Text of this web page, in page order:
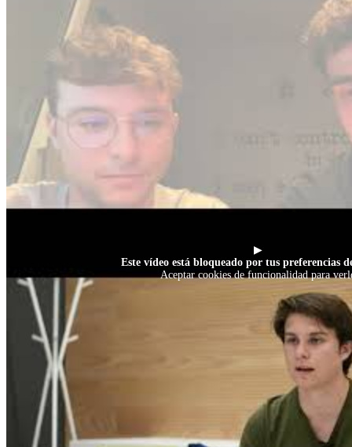
▶
Este vídeo está bloqueado por tus preferencias
Aceptar cookies de funcionalidad para